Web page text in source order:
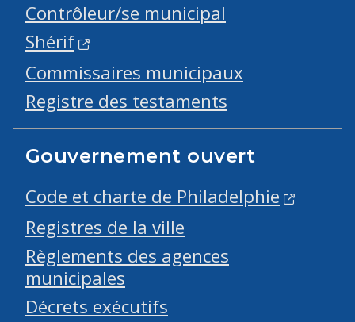
Contrôleur/se municipal
Shérif
Commissaires municipaux
Registre des testaments
Gouvernement ouvert
Code et charte de Philadelphie
Registres de la ville
Règlements des agences
municipales
Décrets exécutifs